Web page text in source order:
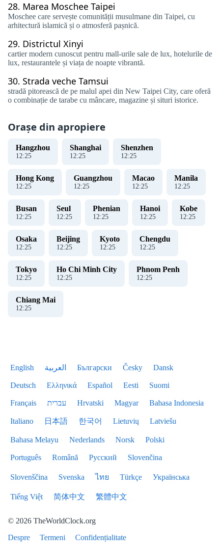
28. Marea Moschee Taipei
Moschee care servește comunității musulmane din Taipei, cu
arhitectură islamică și o atmosferă pașnică.
29. Districtul Xinyi
cartier modern cunoscut pentru mall-urile sale de lux, hotelurile de
lux, restaurantele și viața de noapte vibrantă.
30. Strada veche Tamsui
stradă pitorească de pe malul apei din New Taipei City, care oferă
o combinație de tarabe cu mâncare, magazine și situri istorice.
Orașe din apropiere
Hangzhou
12:25
Shanghai
12:25
Shenzhen
12:25
Hong Kong
12:25
Guangzhou
12:25
Macao
12:25
Manila
12:25
Busan
12:25
Seul
12:25
Phenian
12:25
Hanoi
12:25
Kobe
12:25
Osaka
12:25
Beijing
12:25
Kyoto
12:25
Chengdu
12:25
Tokyo
12:25
Ho Chi Minh City
12:25
Phnom Penh
12:25
Chiang Mai
12:25
English العربية Български Česky Dansk
Deutsch Ελληνικά Español Eesti Suomi
Français עברית Hrvatski Magyar Bahasa Indonesia
Italiano 日本語 한국어 Lietuvių Latviešu
Bahasa Melayu Nederlands Norsk Polski
Português Română Русский Slovenčina
Slovenščina Svenska ไทย Türkçe Українська
Tiếng Việt 简体中文 繁體中文
© 2026 TheWorldClock.org
Despre
Termeni Confidențialitate